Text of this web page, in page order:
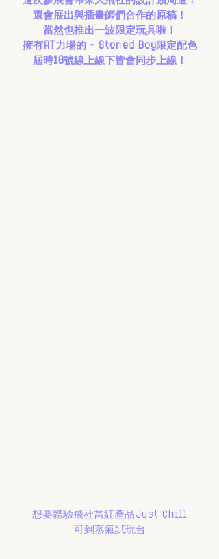
還會展出與插畫師們合作的原稿！
當然也推出一波限定玩具啦！
擁有AT力場的 - Stoned Boy限定配色
屆時18號線上線下皆會同步上線！
想要體驗飛社當紅產品Just Chill
可到蒸氣試玩台